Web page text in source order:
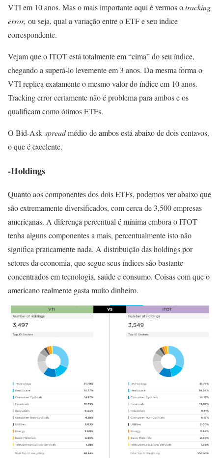
VTI em 10 anos. Mas o mais importante aqui é vermos otracking
error, ou seja, qual a variação entre o ETF e seu índice
correspondente.
Vejam que o ITOT está totalmente em “cima” do seu índice,
chegando a superá-lo levemente em 3 anos. Da mesma forma o
VTI replica exatamente o mesmo valor do índice em 10 anos.
Tracking error certamente não é problema para ambos e os
qualificam como ótimos ETFs.
O Bid-Ask spreadmédio de ambos está abaixo de dois centavos,
o que é excelente.
-Holdings
Quanto aos componentes dos dois ETFs, podemos ver abaixo que
são extremamente diversificados, com cerca de 3,500 empresas
americanas. A diferença percentual é mínima embora o ITOT
tenha alguns componentes a mais, percentualmente isto não
significa praticamente nada. A distribuição das holdings por
setores da economia, que segue seus índices são bastante
concentrados em tecnologia, saúde e consumo. Coisas com que o
americano realmente gasta muito dinheiro.